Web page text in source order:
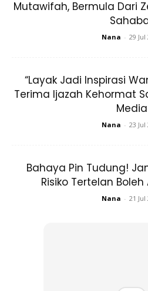
Ads
Mutawifah, Bermula Dari
Nana - 29 Jul
“Layak Jadi Inspirasi
Terima Ijazah Kehormat
Media
Nana - 23 Jul
Bahaya Pin Tudung!
Risiko Tertelan
Nana - 21 Jul